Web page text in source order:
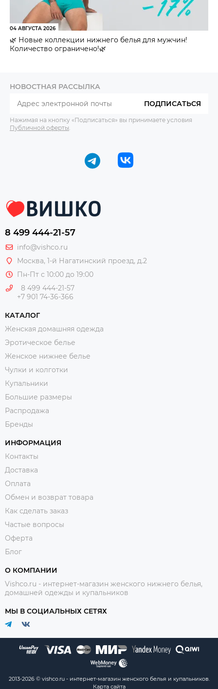
04 АВГУСТА 2026
🌿 Новые коллекции нижнего белья для мужчин!
Количество ограничено!🌿
НОВОСТНАЯ РАССЫЛКА
ПОДПИСАТЬСЯ
Нажимая на кнопку «Подписаться» вы принимаете условия
Публичной оферты
8 499 444-21-57
info@vishco.ru
Москва, 1-й Нагатинский проезд, д.2
Пн-Пт с 10:00 до 19:00
8 499 444-21-57
+7 901 74-36-366
КАТАЛОГ
Женская домашняя одежда
Эротическое белье
Женское нижнее белье
Чулки и колготки
Купальники
Большие размеры
Распродажа
Бренды
ИНФОРМАЦИЯ
Контакты
Доставка
Оплата
Обмен и возврат товара
Как сделать заказ
Частые вопросы
Оферта
Блог
О КОМПАНИИ
Vishco.ru - интернет-магазин женского нижнего белья,
домашней одежды и купальников
МЫ В СОЦИАЛЬНЫХ СЕТЯХ
2013-2026 © vishco.ru - интернет-магазин женского белья и купальников.
Карта сайта